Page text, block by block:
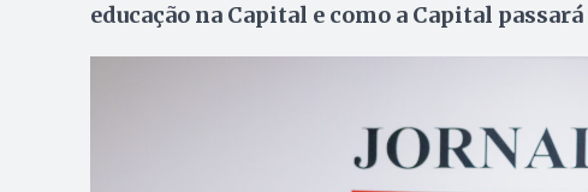
educação na Capital e como a Capital